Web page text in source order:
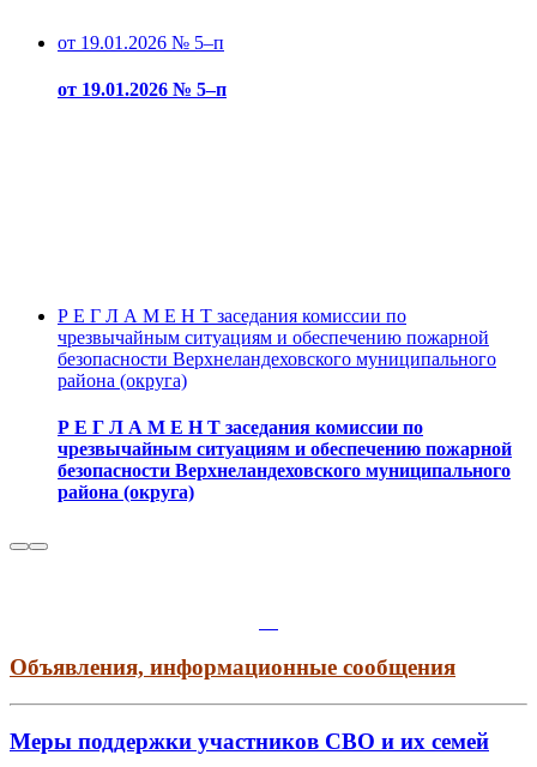
от 19.01.2026 № 5–п
от 19.01.2026 № 5–п
Р Е Г Л А М Е Н Т заседания комиссии по
чрезвычайным ситуациям и обеспечению пожарной
безопасности Верхнеландеховского муниципального
района (округа)
Р Е Г Л А М Е Н Т заседания комиссии по
чрезвычайным ситуациям и обеспечению пожарной
безопасности Верхнеландеховского муниципального
района (округа)
Объявления, информационные сообщения
Меры поддержки участников СВО и их семей